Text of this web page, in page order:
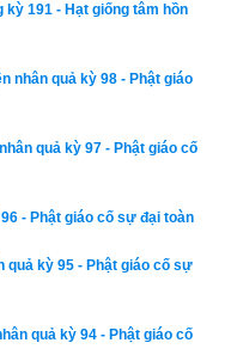
nghiệp của mình, đáp
vị Bà-la-môn, đọc tụng
điển” như ông vậy. Vì
cúng, và trong 499
đầu. Bây giờ là kiếp cuối
mọi đau khổ, vì thế tôi
ngay sau đó, là vì tôi
nạn đầu lìa khỏi cổ, tuy
nghĩ tới ông, bà-la-
kỳ 191 - Hạt giống tâm hồn
nhân quả kỳ 98 - Phật giáo
quả kỳ 97 - Phật giáo cố
- Phật giáo cố sự đại toàn
quả kỳ 95 - Phật giáo cố sự
quả kỳ 94 - Phật giáo cố